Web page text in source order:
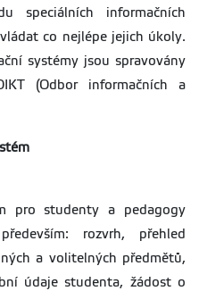
speciálních informačních
co nejlépe jejich úkoly.
systémy jsou spravovány
(Odbor informačních a
pro studenty a pedagogy
rozvrh, přehled
a volitelných předmětů,
údaje studenta, žádost o